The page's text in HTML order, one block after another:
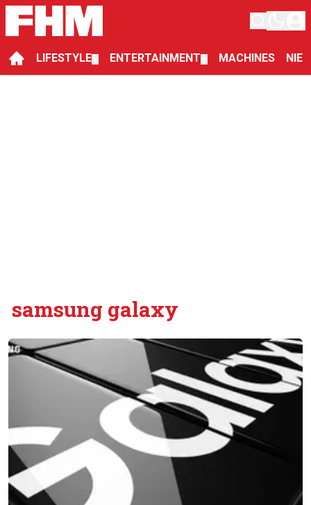
LIFESTYLE ENTERTAINMENT MACHINES
samsung galaxy